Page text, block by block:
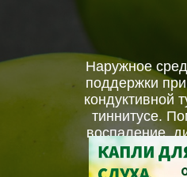
Наружное
поддержки
кондуктивной
тиннитусе.
воспаление,
ушах,